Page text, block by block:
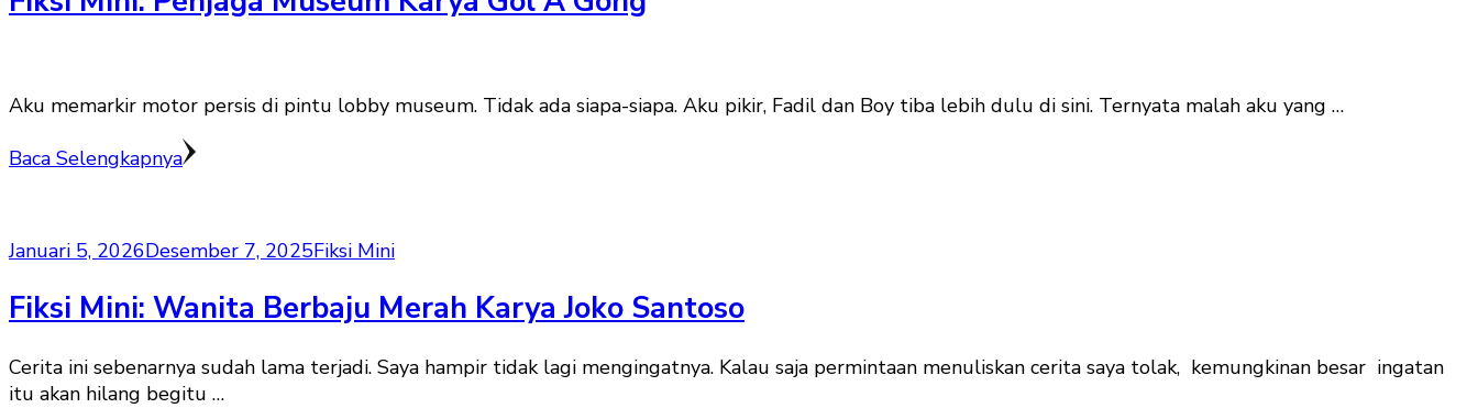
Aku memarkir motor persis di pintu lobby museum. Tidak ada siapa-siapa. Aku pikir, Fadil dan Boy tiba lebih dulu di sini. Ternyata malah aku yang …
Baca Selengkapnya
Januari 5, 2026Desember 7, 2025Fiksi Mini
Fiksi Mini: Wanita Berbaju Merah Karya Joko Santoso
Cerita ini sebenarnya sudah lama terjadi. Saya hampir tidak lagi mengingatnya. Kalau saja permintaan menuliskan cerita saya tolak, kemungkinan besar ingatan
itu akan hilang begitu …